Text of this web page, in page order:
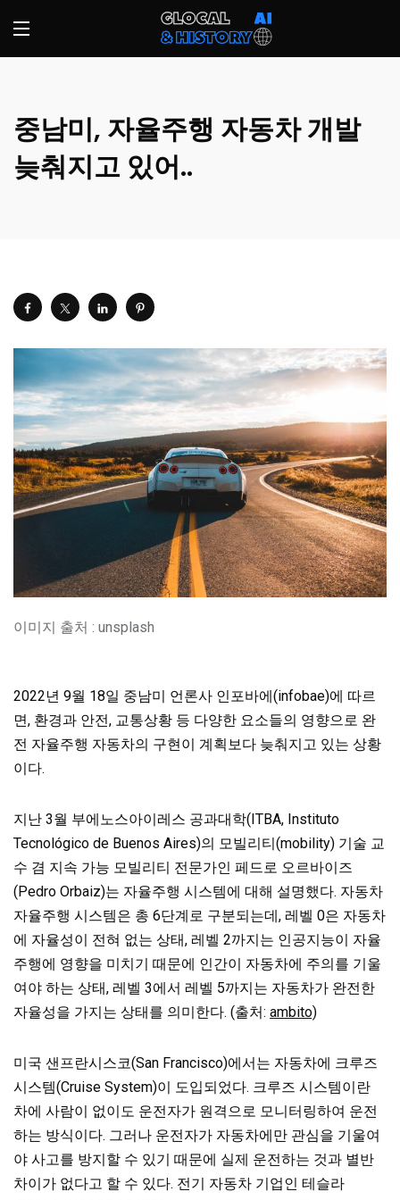
중남미, 자율주행 자동차 개발
늦춰지고 있어..
이미지 출처 : unsplash
2022년 9월 18일 중남미 언론사 인포바에(infobae)에 따르
면, 환경과 안전, 교통상황 등 다양한 요소들의 영향으로 완
전 자율주행 자동차의 구현이 계획보다 늦춰지고 있는 상황
이다.
지난 3월 부에노스아이레스 공과대학(ITBA, Instituto
Tecnológico de Buenos Aires)의 모빌리티(mobility) 기술 교
수 겸 지속 가능 모빌리티 전문가인 페드로 오르바이즈
(Pedro Orbaiz)는 자율주행 시스템에 대해 설명했다. 자동차
자율주행 시스템은 총 6단계로 구분되는데, 레벨 0은 자동차
에 자율성이 전혀 없는 상태, 레벨 2까지는 인공지능이 자율
주행에 영향을 미치기 때문에 인간이 자동차에 주의를 기울
여야 하는 상태, 레벨 3에서 레벨 5까지는 자동차가 완전한
자율성을 가지는 상태를 의미한다. (출처: ambito)
미국 샌프란시스코(San Francisco)에서는 자동차에 크루즈
시스템(Cruise System)이 도입되었다. 크루즈 시스템이란
차에 사람이 없이도 운전자가 원격으로 모니터링하여 운전
하는 방식이다. 그러나 운전자가 자동차에만 관심을 기울여
야 사고를 방지할 수 있기 때문에 실제 운전하는 것과 별반
차이가 없다고 할 수 있다. 전기 자동차 기업인 테슬라